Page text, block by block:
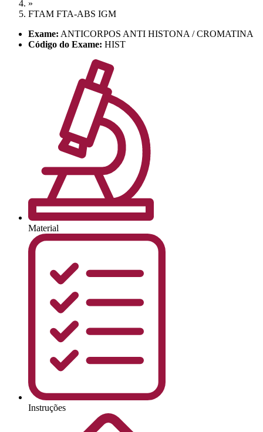
»
FTAM FTA-ABS IGM
Exame: ANTICORPOS ANTI HISTONA / CROMATINA
Código do Exame: HIST
Material
Instruções